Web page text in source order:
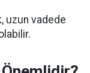
uzun vadede